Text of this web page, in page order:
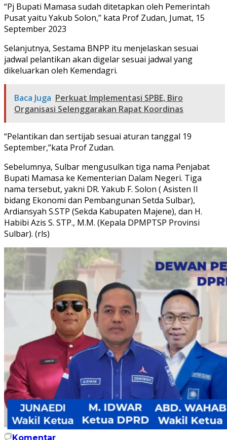
“Pj Bupati Mamasa sudah ditetapkan oleh Pemerintah
Pusat yaitu Yakub Solon,” kata Prof Zudan, Jumat, 15
September 2023
Selanjutnya, Sestama BNPP itu menjelaskan sesuai
jadwal pelantikan akan digelar sesuai jadwal yang
dikeluarkan oleh Kemendagri.
Baca Juga Perkuat Implementasi SPBE, Biro
Organisasi Selenggarakan Rapat Koordinas
“Pelantikan dan sertijab sesuai aturan tanggal 19
September,”kata Prof Zudan.
Sebelumnya, Sulbar mengusulkan tiga nama Penjabat
Bupati Mamasa ke Kementerian Dalam Negeri. Tiga
nama tersebut, yakni DR. Yakub F. Solon ( Asisten II
bidang Ekonomi dan Pembangunan Setda Sulbar),
Ardiansyah S.STP (Sekda Kabupaten Majene), dan H.
Habibi Azis S. STP., M.M. (Kepala DPMPTSP Provinsi
Sulbar). (rls)
Komentar